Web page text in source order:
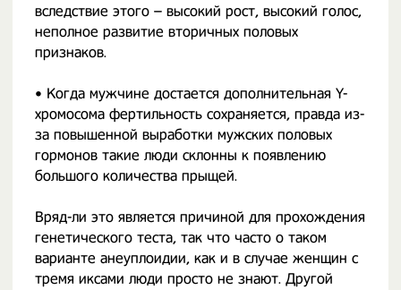
вследствие этого – высокий рост, высокий голос,
неполное развитие вторичных половых
признаков.
• Когда мужчине достается дополнительная Y-
хромосома фертильность сохраняется, правда из-
за повышенной выработки мужских половых
гормонов такие люди склонны к появлению
большого количества прыщей.
Вряд-ли это является причиной для прохождения
генетического теста, так что часто о таком
варианте анеуплоидии, как и в случае женщин с
тремя иксами люди просто не знают. Другой